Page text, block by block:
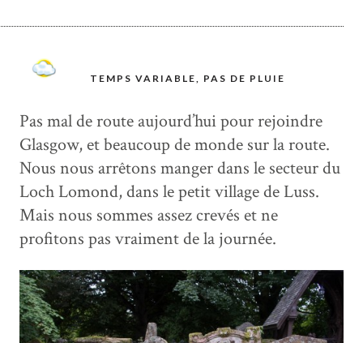
TEMPS VARIABLE, PAS DE PLUIE
Pas mal de route aujourd’hui pour rejoindre
Glasgow, et beaucoup de monde sur la route.
Nous nous arrêtons manger dans le secteur du
Loch Lomond, dans le petit village de Luss.
Mais nous sommes assez crevés et ne
profitons pas vraiment de la journée.